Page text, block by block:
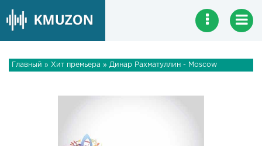
Главный » Хит премьера » Динар Рахматуллин - Moscow